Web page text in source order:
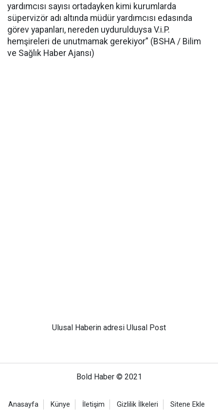
yardımcısı sayısı ortadayken kimi kurumlarda
süpervizör adı altında müdür yardımcısı edasında
görev yapanları, nereden uydurulduysa V.i.P.
hemşireleri de unutmamak gerekiyor” (BSHA / Bilim
ve Sağlık Haber Ajansı)
Ulusal Haberin adresi Ulusal Post
Bold Haber © 2021
Anasayfa Künye İletişim Gizlilik İlkeleri Sitene Ekle